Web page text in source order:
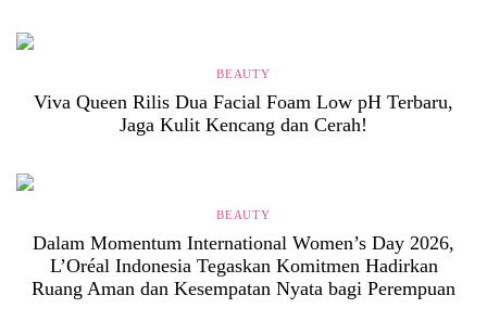
BEAUTY
Viva Queen Rilis Dua Facial Foam Low pH Terbaru,
Jaga Kulit Kencang dan Cerah!
BEAUTY
Dalam Momentum International Women’s Day 2026,
L’Oréal Indonesia Tegaskan Komitmen Hadirkan
Ruang Aman dan Kesempatan Nyata bagi Perempuan